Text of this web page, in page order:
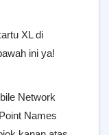
XL di
ini ya!
Network
Names